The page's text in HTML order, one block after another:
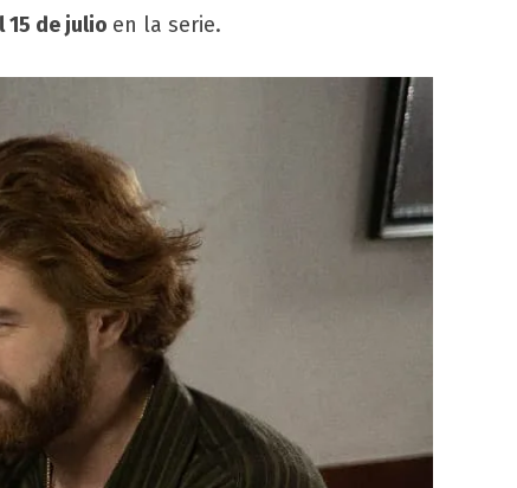
15 de julio en la serie.